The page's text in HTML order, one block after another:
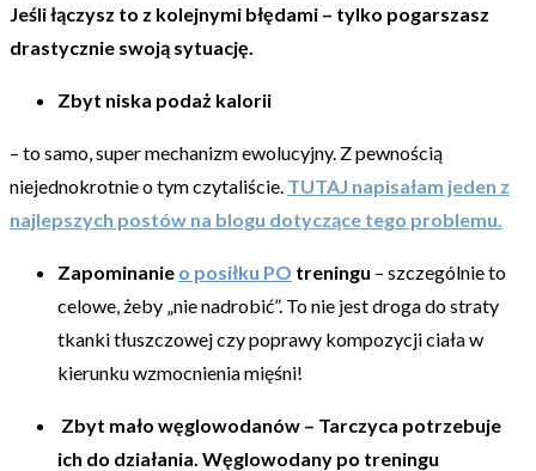
Jeśli łączysz to z kolejnymi błędami – tylko pogarszasz
drastycznie swoją sytuację.
Zbyt niska podaż kalorii
– to samo, super mechanizm ewolucyjny. Z pewnością
niejednokrotnie o tym czytaliście. TUTAJ napisałam jeden z
najlepszych postów na blogu dotyczące tego problemu.
Zapominanie o posiłku PO treningu – szczególnie to
celowe, żeby „nie nadrobić”. To nie jest droga do straty
tkanki tłuszczowej czy poprawy kompozycji ciała w
kierunku wzmocnienia mięśni!
Zbyt mało węglowodanów – Tarczyca potrzebuje
ich do działania. Węglowodany po treningu